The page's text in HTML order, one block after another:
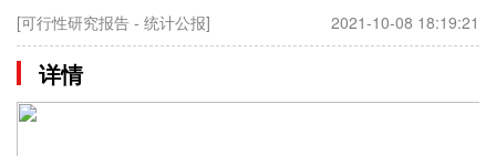
[可行性研究报告 - 统计公报] 2021-10-08 18:19:21
详情